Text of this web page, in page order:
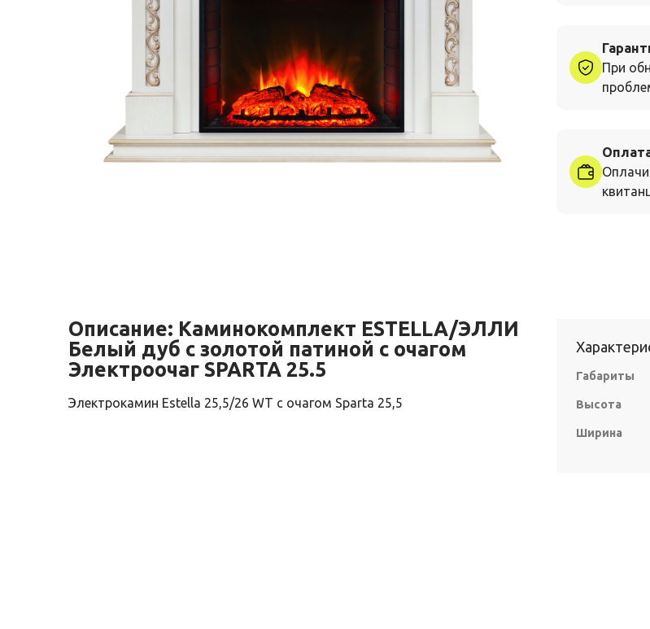
При
Описание: Каминокомплект ESTELLA/ЭЛЛИ
Белый дуб с золотой патиной с очагом
Электроочаг SPARTA 25.5
Электрокамин Estella 25,5/26 WT с очагом Sparta 25,5
Габариты
Высота
Ширина